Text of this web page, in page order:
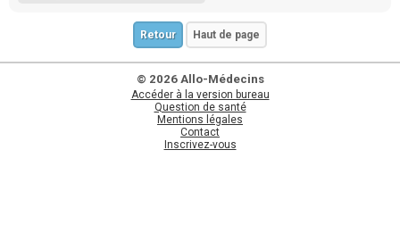
Retour Haut de page
© 2026 Allo-Médecins
Accéder à la version bureau
Question de santé
Mentions légales
Contact
Inscrivez-vous